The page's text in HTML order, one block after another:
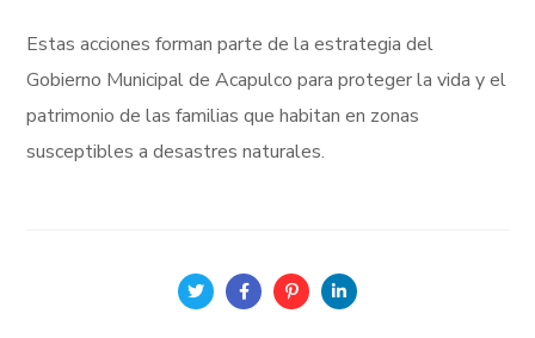
Estas acciones forman parte de la estrategia del
Gobierno Municipal de Acapulco para proteger la vida y el
patrimonio de las familias que habitan en zonas
susceptibles a desastres naturales.